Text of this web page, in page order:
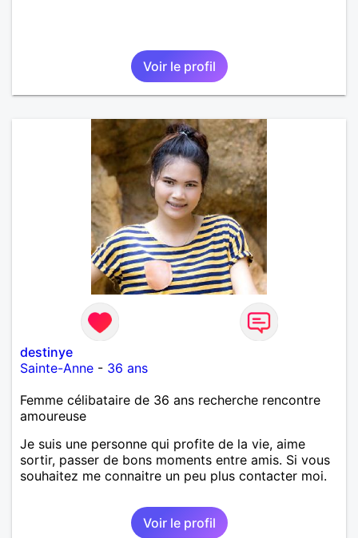
Voir le profil
destinye
Sainte-Anne - 36 ans
Femme célibataire de 36 ans recherche rencontre
amoureuse
Je suis une personne qui profite de la vie, aime
sortir, passer de bons moments entre amis. Si vous
souhaitez me connaitre un peu plus contacter moi.
Voir le profil